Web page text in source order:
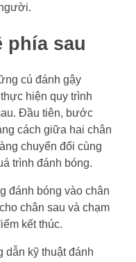
phía sau
cú đánh gậy
hiện quy trình
Đầu tiên, bước
cách giữa hai chân
chuyển đổi cùng
trình đánh bóng.
đánh bóng vào chân
chân sau và chạm
kết thúc.
dẫn kỹ thuật đánh